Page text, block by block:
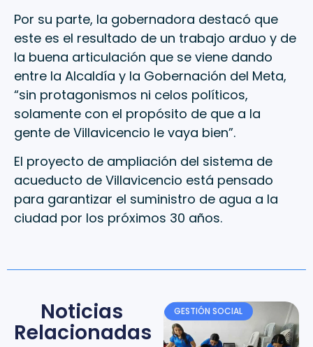
Por su parte, la gobernadora destacó que
este es el resultado de un trabajo arduo y de
la buena articulación que se viene dando
entre la Alcaldía y la Gobernación del Meta,
“sin protagonismos ni celos políticos,
solamente con el propósito de que a la
gente de Villavicencio le vaya bien”.
El proyecto de ampliación del sistema de
acueducto de Villavicencio está pensado
para garantizar el suministro de agua a la
ciudad por los próximos 30 años.
Noticias
Relacionadas
GESTIÓN SOCIAL